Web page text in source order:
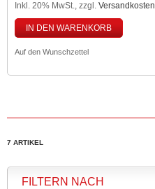
Inkl. 20% MwSt., zzgl. Versandkosten
IN DEN WARENKORB
Auf den Wunschzettel
7 ARTIKEL
FILTERN NACH